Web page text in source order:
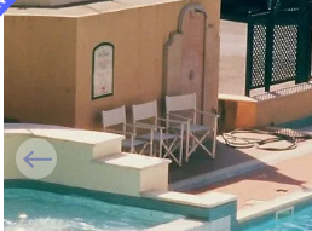
Guarda tutte le foto